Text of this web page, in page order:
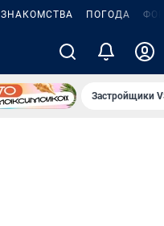
ЗНАКОМСТВА ПОГОДА
Застройщики